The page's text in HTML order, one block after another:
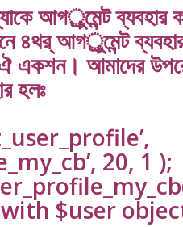
আগর্ুমেন্ট
আগর্ুমেন্ট ব্যবহার
একশন। আমাদের
হলঃ
20, 1 );
$user